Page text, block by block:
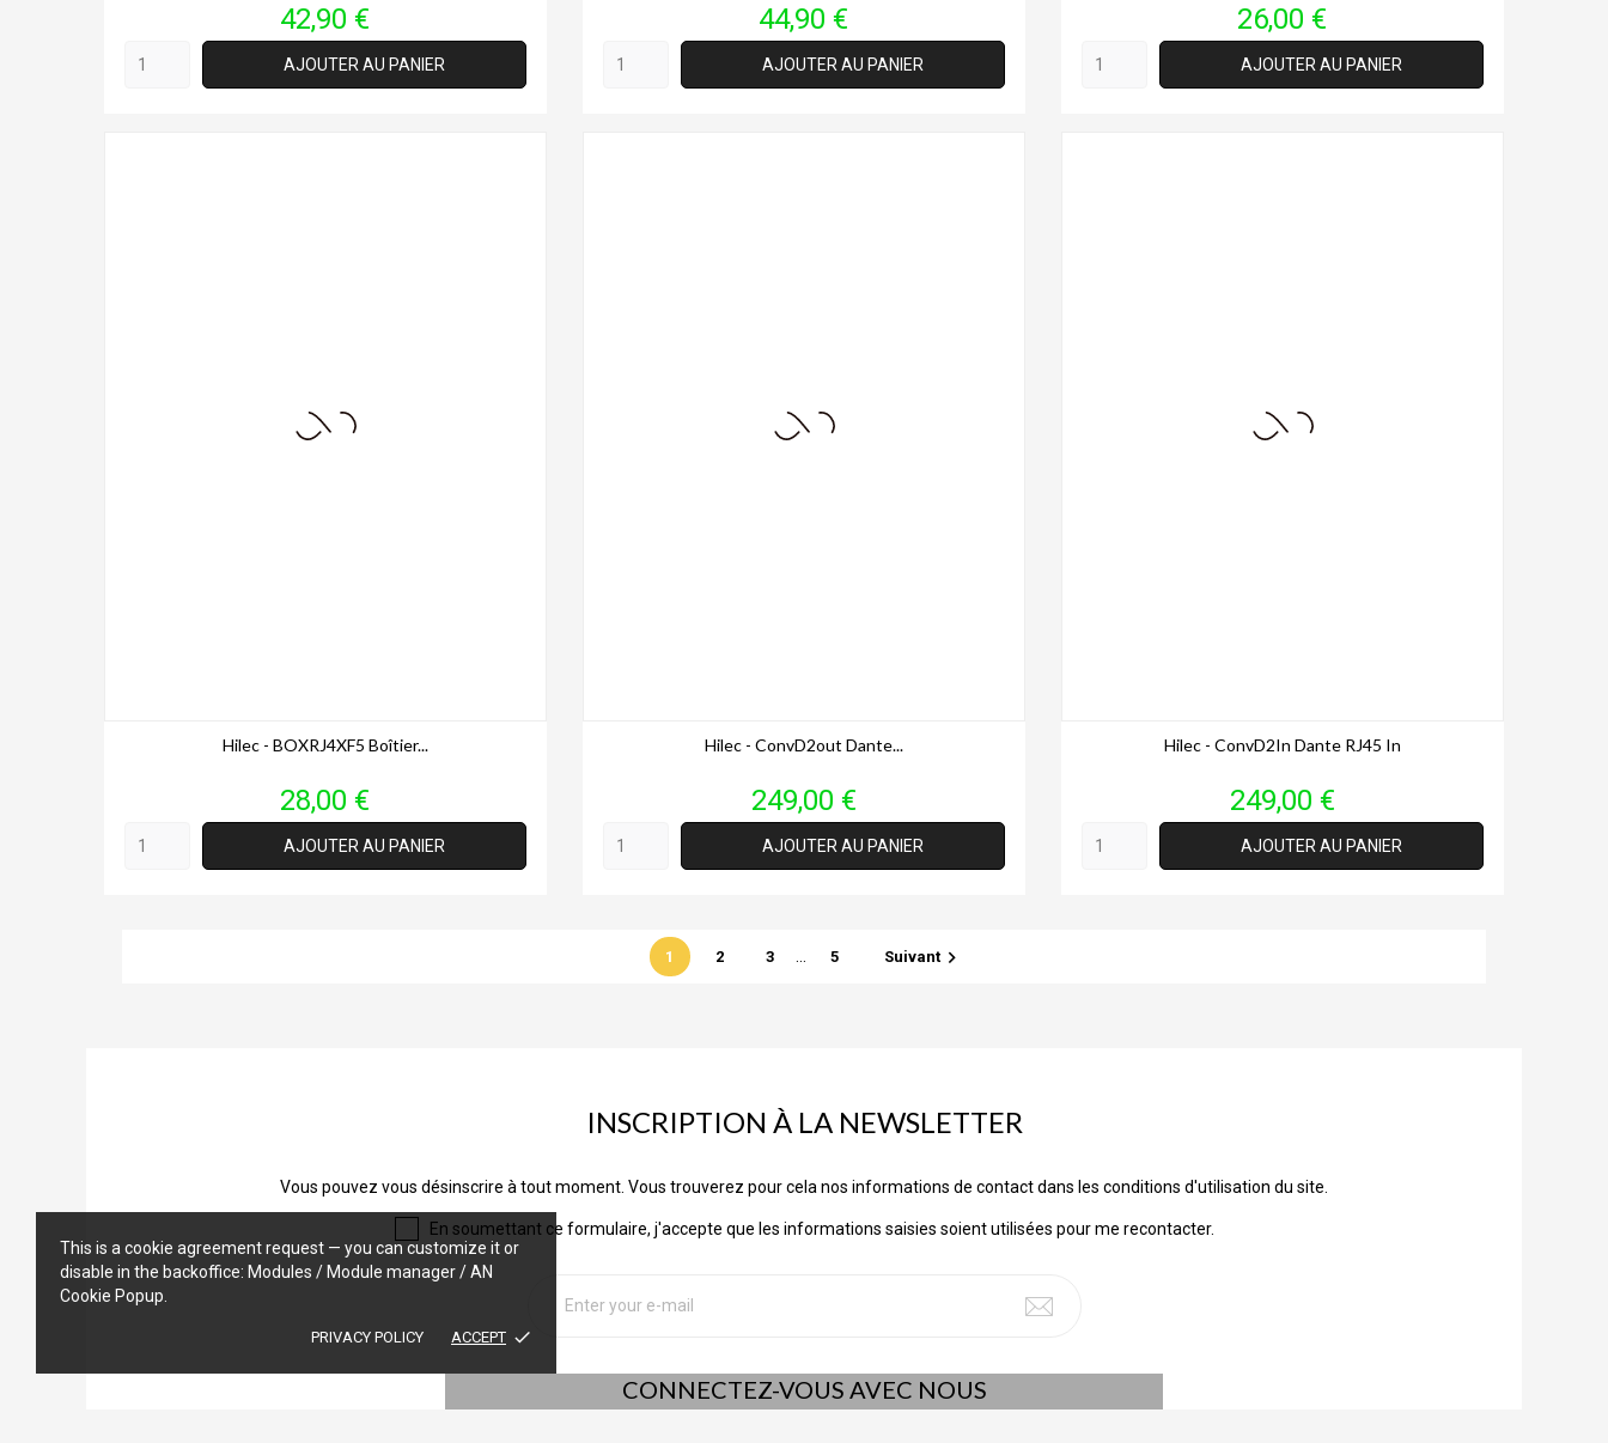
This is a cookie agreement request — you can customize it or
disable in the backoffice: Modules / Module manager / AN
Cookie Popup.
PRIVACY POLICY ACCEPT done
Prix
42,90 €
AJOUTER AU PANIER
Prix
44,90 €
AJOUTER AU PANIER
Prix
26,00 €
AJOUTER AU PANIER
Hilec - BOXRJ4XF5 Boîtier...
Prix
28,00 €
AJOUTER AU PANIER
Hilec - ConvD2out Dante...
Prix
249,00 €
AJOUTER AU PANIER
Hilec - ConvD2In Dante RJ45 In
Prix
249,00 €
AJOUTER AU PANIER
1 2 3 5 Suivant 
INSCRIPTION À LA NEWSLETTER
Vous pouvez vous désinscrire à tout moment. Vous trouverez pour cela nos informations de contact dans les conditions d'utilisation du site.
En soumettant ce formulaire, j'accepte que les informations saisies soient utilisées pour me recontacter.
CONNECTEZ-VOUS AVEC NOUS